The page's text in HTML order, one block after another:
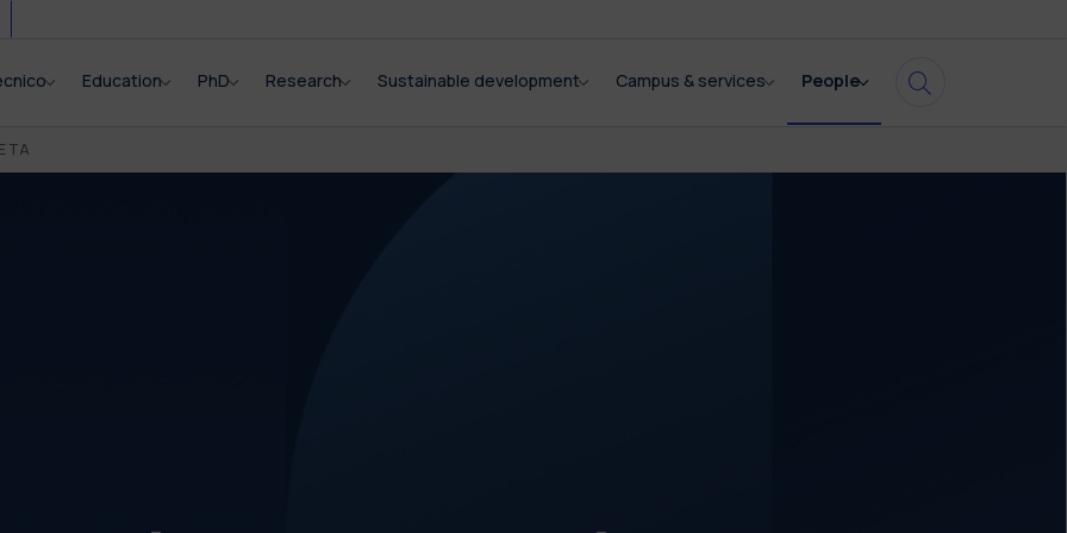
Education PhD Research Sustainable development Campus & services People
TA